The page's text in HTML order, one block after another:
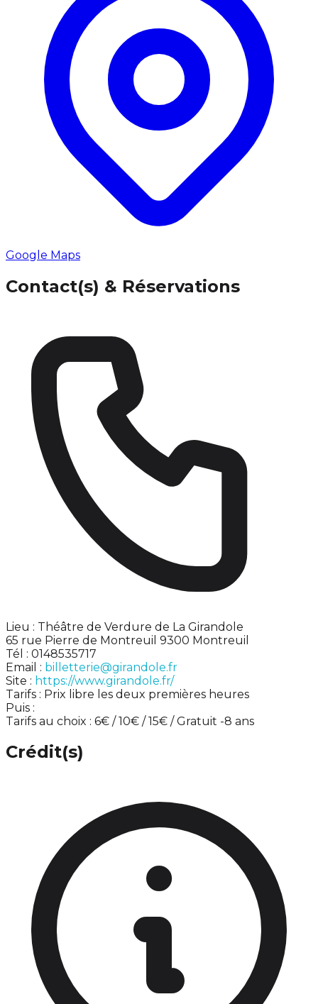
Google Maps
Contact(s) & Réservations
Lieu : Théâtre de Verdure de La Girandole
65 rue Pierre de Montreuil 9300 Montreuil
Tél : 0148535717
Email : billetterie@girandole.fr
Site : https://www.girandole.fr/
Tarifs : Prix libre les deux premières heures
Puis :
Tarifs au choix : 6€ / 10€ / 15€ / Gratuit -8 ans
Crédit(s)